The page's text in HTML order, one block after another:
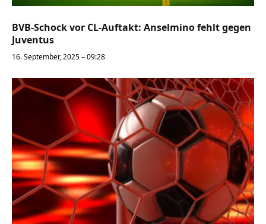
BVB-Schock vor CL-Auftakt: Anselmino fehlt gegen
Juventus
16. September, 2025 – 09:28